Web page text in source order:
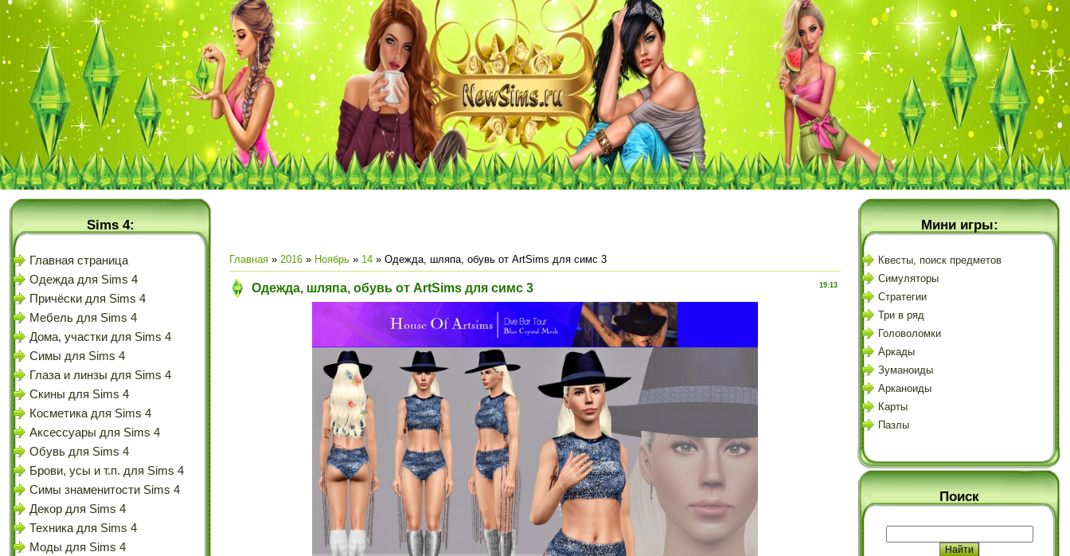
Sims 4:
Главная страница
Одежда для Sims 4
Причёски для Sims 4
Мебель для Sims 4
Дома, участки для Sims 4
Симы для Sims 4
Глаза и линзы для Sims 4
Скины для Sims 4
Косметика для Sims 4
Аксессуары для Sims 4
Обувь для Sims 4
Брови, усы и т.п. для Sims 4
Симы знаменитости Sims 4
Декор для Sims 4
Техника для Sims 4
Моды для Sims 4
Главная » 2016 » Ноябрь » 14 » Одежда, шляпа, обувь от ArtSims для симс 3
19:13
Одежда, шляпа, обувь от ArtSims для симс 3
Мини игры:
Квесты, поиск предметов
Симуляторы
Стратегии
Три в ряд
Головоломки
Аркады
Зуманоиды
Арканоиды
Карты
Пазлы
Поиск